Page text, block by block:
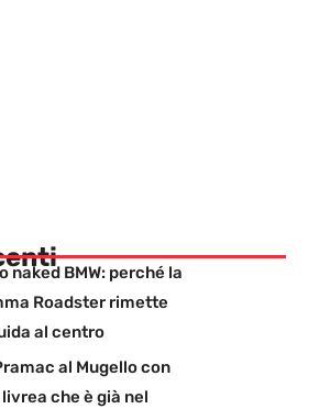
naked BMW: perché la
Roadster rimette
al centro
al Mugello con
livrea che è già nel